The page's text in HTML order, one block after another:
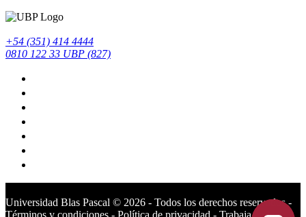
+54 (351) 414 4444
0810 122 33 UBP (827)
Universidad Blas Pascal ©️ 2026 - Todos los derechos reservados -
Términos y condiciones - Política de privacidad - Trabaja en la